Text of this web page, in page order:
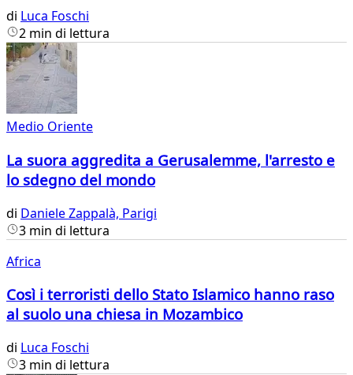
di Luca Foschi
2 min di lettura
Medio Oriente
La suora aggredita a Gerusalemme, l'arresto e
lo sdegno del mondo
di Daniele Zappalà, Parigi
3 min di lettura
Africa
Così i terroristi dello Stato Islamico hanno raso
al suolo una chiesa in Mozambico
di Luca Foschi
3 min di lettura